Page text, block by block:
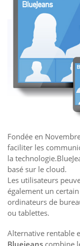
Fondée en
faciliter les
la
basé sur le cloud.
Les utilisateurs
également un
ordinateurs de
ou tablettes.
Alternative rentable